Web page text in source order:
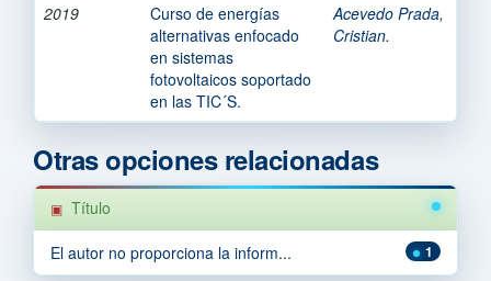
2019
Curso de energías
alternativas enfocado
en sistemas
fotovoltaicos soportado
en las TIC´S.
Acevedo Prada,
Cristian.
Otras opciones relacionadas
Título
1
El autor no proporciona la inform...